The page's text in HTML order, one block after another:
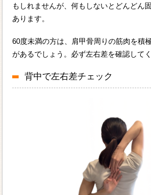
もしれませんが、何もしないとどんどん
あります。
60度未満の方は、肩甲骨周りの筋肉を積
があるでしょう。必ず左右差を確認してく
背中で左右差チェック